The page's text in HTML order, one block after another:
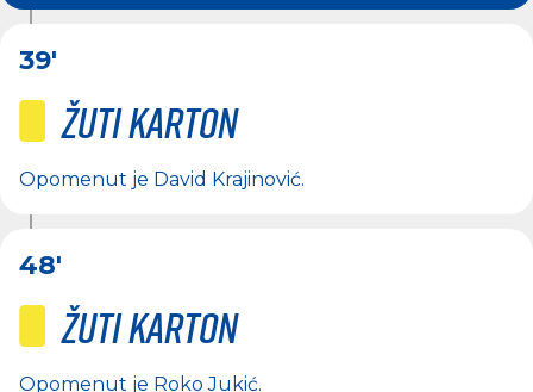
39'
Žuti karton
Opomenut je David Krajinović.
48'
Žuti karton
Opomenut je Roko Jukić.